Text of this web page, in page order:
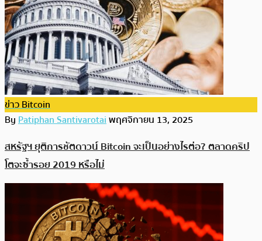
ข่าว Bitcoin
ByPatiphan Santivarotaiพฤศจิกายน 13, 2025
สหรัฐฯ ยุติการชัตดาวน์ Bitcoin จะเป็นอย่างไรต่อ? ตลาดคริป
โตจะซ้ำรอย 2019 หรือไม่